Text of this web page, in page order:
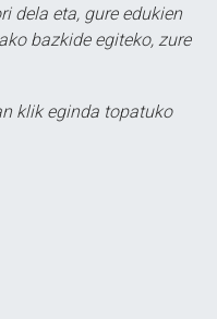
dela eta, gure edukien
bazkide egiteko, zure
klik eginda topatuko